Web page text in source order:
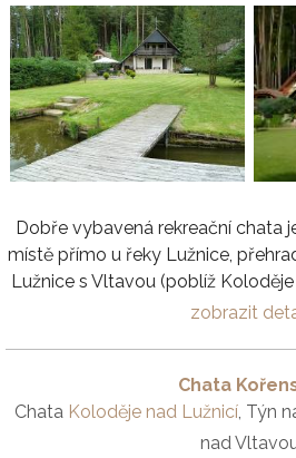
Dobře vybavená rekreační chata
místě přímo u řeky Lužnice,
Lužnice s Vltavou (poblíž Koloděje
zobrazit
Chata
Chata Koloděje nad Lužnicí, Týn
nad